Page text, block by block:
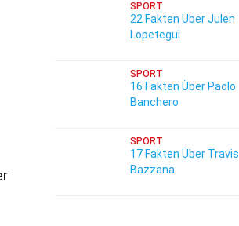
SPORT
22 Fakten Über Julen
Lopetegui
SPORT
16 Fakten Über Paolo
Banchero
SPORT
17 Fakten Über Travis
Bazzana